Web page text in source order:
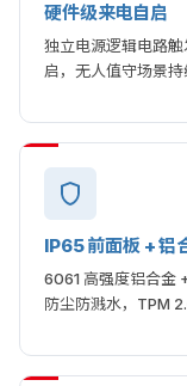
硬件级来电自启
独立电源逻辑电路触
启，无人值守场景持
IP65 前面板 + 铝
6061 高强度铝合金
防尘防溅水，TPM